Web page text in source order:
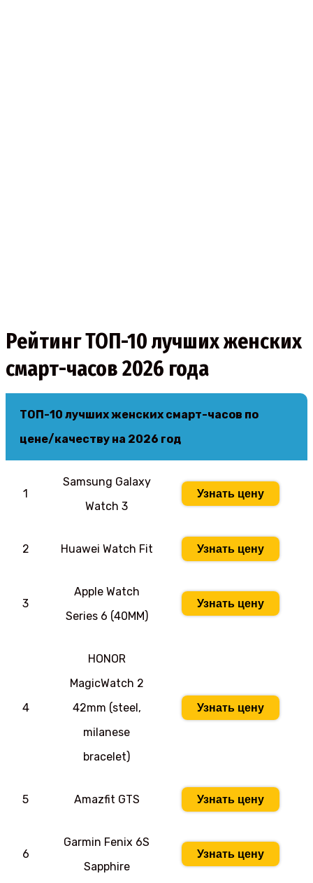
Рейтинг ТОП-10 лучших женских
смарт-часов 2026 года
ТОП-10 лучших женских смарт-часов по
цене/качеству на 2026 год
1
Samsung Galaxy
Watch 3
Узнать цену
2 Huawei Watch Fit Узнать цену
3
Apple Watch
Series 6 (40MM)
Узнать цену
4
HONOR
MagicWatch 2
42mm (steel,
milanese
bracelet)
Узнать цену
5 Amazfit GTS Узнать цену
6
Garmin Fenix 6S
Sapphire
Узнать цену